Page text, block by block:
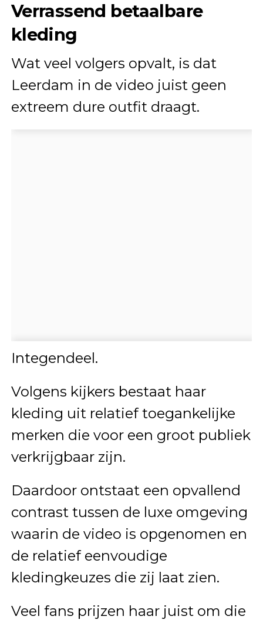
Verrassend betaalbare
kleding
Wat veel volgers opvalt, is dat
Leerdam in de video juist geen
extreem dure outfit draagt.
Integendeel.
Volgens kijkers bestaat haar
kleding uit relatief toegankelijke
merken die voor een groot publiek
verkrijgbaar zijn.
Daardoor ontstaat een opvallend
contrast tussen de luxe omgeving
waarin de video is opgenomen en
de relatief eenvoudige
kledingkeuzes die zij laat zien.
Veel fans prijzen haar juist om die